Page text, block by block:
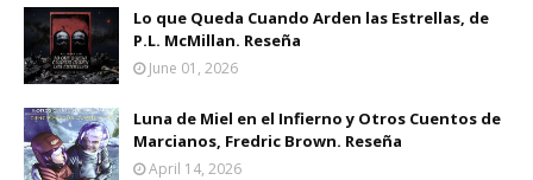
Lo que Queda Cuando Arden las Estrellas, de
P.L. McMillan. Reseña
June 01, 2026
Luna de Miel en el Infierno y Otros Cuentos de
Marcianos, Fredric Brown. Reseña
April 14, 2026